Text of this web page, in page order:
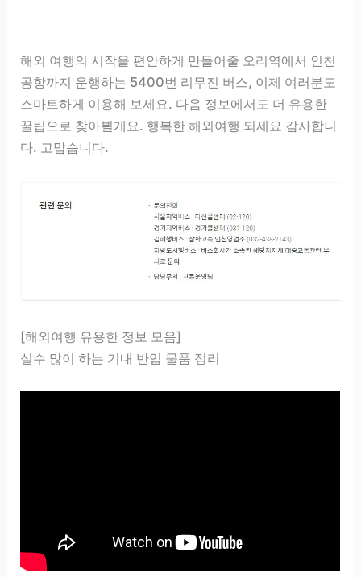
해외 여행의 시작을 편안하게 만들어줄 오리역에서 인천
공항까지 운행하는 5400번 리무진 버스, 이제 여러분도
스마트하게 이용해 보세요. 다음 정보에서도 더 유용한
꿀팁으로 찾아뵐게요. 행복한 해외여행 되세요 감사합니
다. 고맙습니다.
[해외여행 유용한 정보 모음]
실수 많이 하는 기내 반입 물품 정리